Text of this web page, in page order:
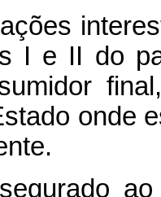
I e II do
onde